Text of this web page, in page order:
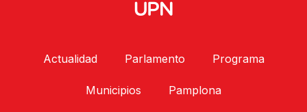
Actualidad Parlamento Programa
Municipios Pamplona